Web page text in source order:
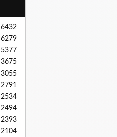
6432
6279
5377
3675
3055
2791
2534
2494
2393
2104